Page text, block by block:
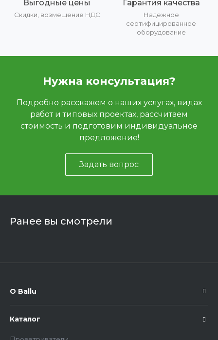
Выгодные цены
Скидки, возмещение НДС
Гарантия качества
Надежное
сертифицированное
оборудование
Нужна консультация?
Подробно расскажем о наших услугах, видах
работ и типовых проектах, рассчитаем
стоимость и подготовим индивидуальное
предложение!
Задать вопрос
Ранее вы смотрели
О Ballu
Каталог